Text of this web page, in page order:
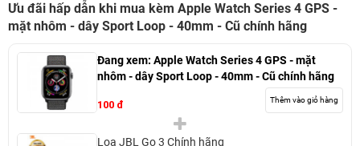
Ưu đãi hấp dẫn khi mua kèm Apple Watch Series 4 GPS -
mặt nhôm - dây Sport Loop - 40mm - Cũ chính hãng
Đang xem: Apple Watch Series 4 GPS - mặt
nhôm - dây Sport Loop - 40mm - Cũ chính hãng
100 đ Thêm vào giỏ hàng
Loa JBL Go 3 Chính hãng